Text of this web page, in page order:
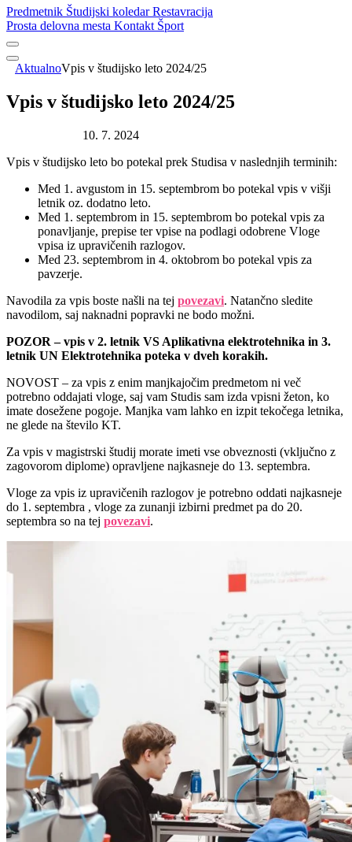
Predmetnik Študijski koledarRestavracija
Prosta delovna mesta Kontakt Šport
AktualnoVpis v študijsko leto 2024/25
Vpis v študijsko leto 2024/25
10. 7. 2024
Vpis v študijsko leto bo potekal prek Studisa v naslednjih terminih:
Med 1. avgustom in 15. septembrom bo potekal vpis v višji
letnik oz. dodatno leto.
Med 1. septembrom in 15. septembrom bo potekal vpis za
ponavljanje, prepise ter vpise na podlagi odobrene Vloge
vpisa iz upravičenih razlogov.
Med 23. septembrom in 4. oktobrom bo potekal vpis za
pavzerje.
Navodila za vpis boste našli na tej povezavi. Natančno sledite
navodilom, saj naknadni popravki ne bodo možni.
POZOR – vpis v 2. letnik VS Aplikativna elektrotehnika in 3.
letnik UN Elektrotehnika poteka v dveh korakih.
NOVOST – za vpis z enim manjkajočim predmetom ni več
potrebno oddajati vloge, saj vam Studis sam izda vpisni žeton, ko
imate dosežene pogoje. Manjka vam lahko en izpit tekočega letnika,
ne glede na število KT.
Za vpis v magistrski študij morate imeti vse obveznosti (vključno z
zagovorom diplome) opravljene najkasneje do 13. septembra.
Vloge za vpis iz upravičenih razlogov je potrebno oddati najkasneje
do 1. septembra , vloge za zunanji izbirni predmet pa do 20.
septembra so na tej povezavi.